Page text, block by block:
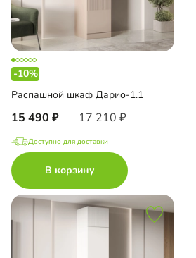
-10%
Распашной шкаф Дарио-1.1
15 490 17 210
Доступно для доставки
В корзину